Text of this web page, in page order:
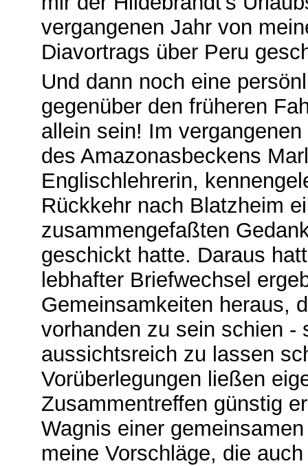
vergangenen Jahr von
Diavortrags über Peru
Und dann noch eine
gegenüber den früheren
allein sein! Im
des Amazonasbeckens
Englischlehrerin,
Rückkehr nach Blatzheim
zusammengefaßten
geschickt hatte. Daraus
lebhafter Briefwechsel
Gemeinsamkeiten heraus,
vorhanden zu sein schien -
aussichtsreich zu lassen
Vorüberlegungen ließen
Zusammentreffen günstig
Wagnis einer
meine Vorschläge, die